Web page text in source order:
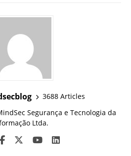
3688 Articles
Segurança e Tecnologia da
Ltda.